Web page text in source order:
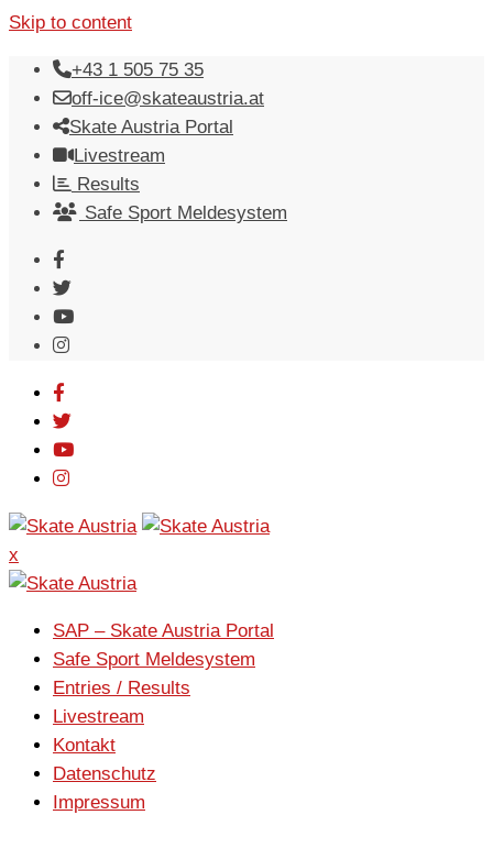
Skip to content
+43 1 505 75 35
off-ice@skateaustria.at
Skate Austria Portal
Livestream
Results
Safe Sport Meldesystem
x
SAP – Skate Austria Portal
Safe Sport Meldesystem
Entries / Results
Livestream
Kontakt
Datenschutz
Impressum